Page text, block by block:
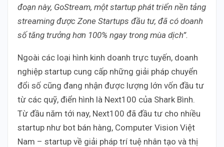
đoạn này, GoStream, một startup phát triển nền tảng
streaming được Zone Startups đầu tư, đã có doanh
số tăng trưởng hơn 100% ngay trong mùa dịch”.
Ngoài các loại hình kinh doanh trực tuyến, doanh
nghiệp startup cung cấp những giải pháp chuyển
đổi số cũng đang nhận được lượng lớn vốn đầu tư
từ các quỹ, điển hình là Next100 của Shark Bình.
Từ đầu năm tới nay, Next100 đã đầu tư cho nhiều
startup như bot bán hàng, Computer Vision Việt
Nam – startup về giải pháp trí tuệ nhân tạo và thị